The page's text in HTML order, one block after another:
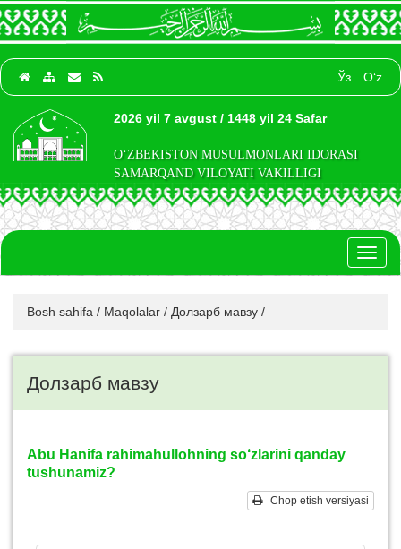
Ўз O‘z
2026 yil 7 avgust / 1448 yil 24 Safar
O‘ZBEKISTON MUSULMONLARI IDORASI
SAMARQAND VILOYATI VAKILLIGI
Bosh sahifa / Maqolalar / Долзарб мавзу /
Долзарб мавзу
Abu Hanifa rahimahullohning so‘zlarini qanday
tushunamiz?
Chop etish versiyasi